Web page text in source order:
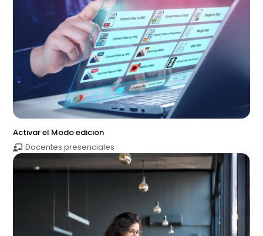
Activar el Modo edicion
Docentes presenciales